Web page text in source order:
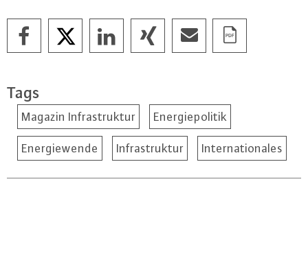
Tags
Magazin Infrastruktur Energiepolitik
Energiewende Infrastruktur Internationales